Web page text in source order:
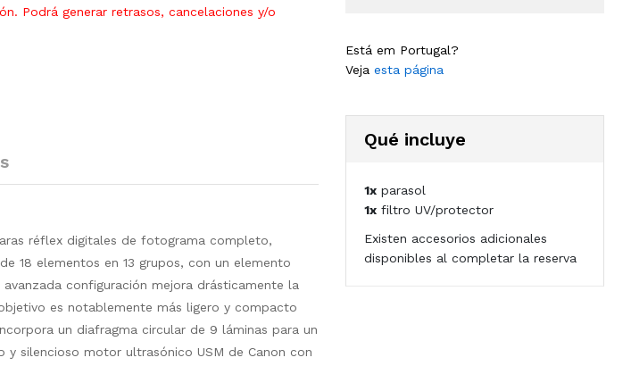
Podrá generar retrasos, cancelaciones y/o
réflex digitales de fotograma completo,
18 elementos en 13 grupos, con un elemento
configuración mejora drásticamente la
es notablemente más ligero y compacto
un diafragma circular de 9 láminas para un
silencioso motor ultrasónico USM de Canon con
Está em Portugal?
Veja esta página
Qué incluye
1x parasol
1x filtro UV/protector
Existen accesorios adicionales
disponibles al completar la reserva